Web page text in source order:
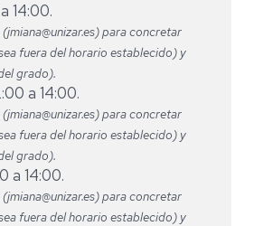
14:00.
para concretar
fuera del horario establecido) y
grado).
a 14:00.
para concretar
fuera del horario establecido) y
grado).
a 14:00.
para concretar
fuera del horario establecido) y